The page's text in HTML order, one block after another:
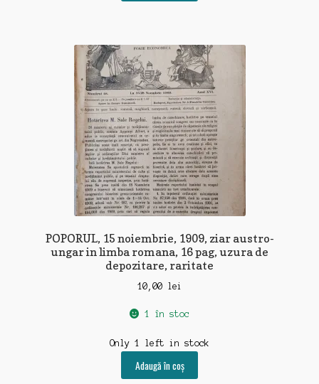
POPORUL, 15 noiembrie, 1909, ziar austro-
ungar in limba romana, 16 pag, uzura de
depozitare, raritate
10,00 lei
1 în stoc
Only 1 left in stock
Adaugă în coș